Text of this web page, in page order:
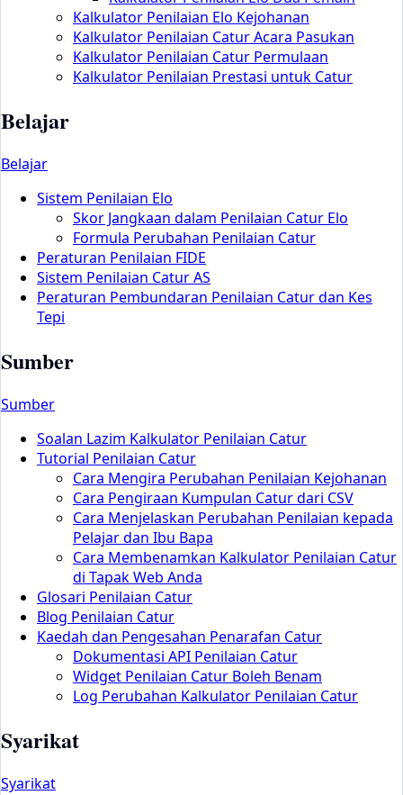
Kalkulator Penilaian Elo Kejohanan
Kalkulator Penilaian Catur Acara Pasukan
Kalkulator Penilaian Catur Permulaan
Kalkulator Penilaian Prestasi untuk Catur
Belajar
Belajar
Sistem Penilaian Elo
Skor Jangkaan dalam Penilaian Catur Elo
Formula Perubahan Penilaian Catur
Peraturan Penilaian FIDE
Sistem Penilaian Catur AS
Peraturan Pembundaran Penilaian Catur dan Kes
Tepi
Sumber
Sumber
Soalan Lazim Kalkulator Penilaian Catur
Tutorial Penilaian Catur
Cara Mengira Perubahan Penilaian Kejohanan
Cara Pengiraan Kumpulan Catur dari CSV
Cara Menjelaskan Perubahan Penilaian kepada
Pelajar dan Ibu Bapa
Cara Membenamkan Kalkulator Penilaian Catur
di Tapak Web Anda
Glosari Penilaian Catur
Blog Penilaian Catur
Kaedah dan Pengesahan Penarafan Catur
Dokumentasi API Penilaian Catur
Widget Penilaian Catur Boleh Benam
Log Perubahan Kalkulator Penilaian Catur
Syarikat
Syarikat